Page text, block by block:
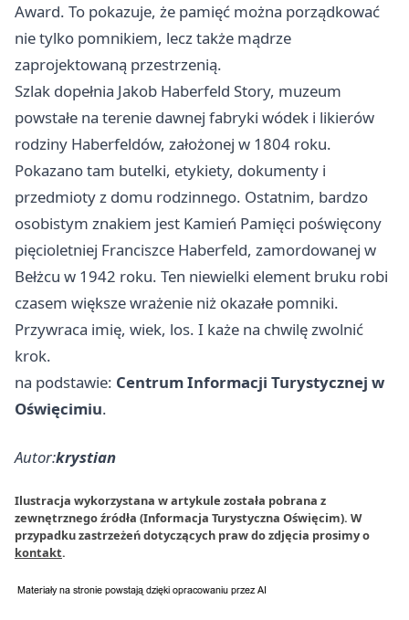
Award. To pokazuje, że pamięć można porządkować
nie tylko pomnikiem, lecz także mądrze
zaprojektowaną przestrzenią.
Szlak dopełnia Jakob Haberfeld Story, muzeum
powstałe na terenie dawnej fabryki wódek i likierów
rodziny Haberfeldów, założonej w 1804 roku.
Pokazano tam butelki, etykiety, dokumenty i
przedmioty z domu rodzinnego. Ostatnim, bardzo
osobistym znakiem jest Kamień Pamięci poświęcony
pięcioletniej Franciszce Haberfeld, zamordowanej w
Bełżcu w 1942 roku. Ten niewielki element bruku robi
czasem większe wrażenie niż okazałe pomniki.
Przywraca imię, wiek, los. I każe na chwilę zwolnić
krok.
na podstawie: Centrum Informacji Turystycznej w
Oświęcimiu.
Autor:krystian
Ilustracja wykorzystana w artykule została pobrana z
zewnętrznego źródła (Informacja Turystyczna Oświęcim). W
przypadku zastrzeżeń dotyczących praw do zdjęcia prosimy o
kontakt.